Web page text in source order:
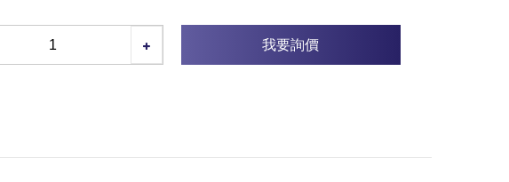
我要詢價